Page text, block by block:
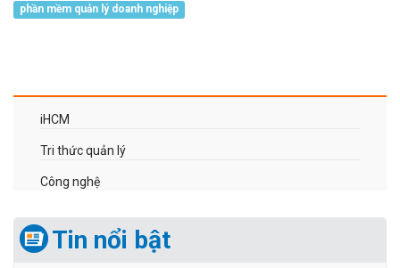
phần mềm quản lý doanh nghiệp
iHCM
Tri thức quản lý
Công nghệ
Tin nổi bật